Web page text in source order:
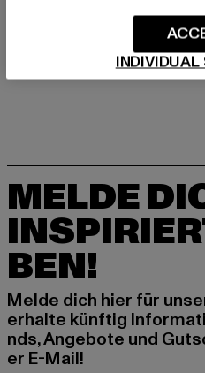
LIEFERUNG &
MELDE
BEN!
Melde dich hier für
erhalte künftig
nds, Angebote und
er E-Mail!